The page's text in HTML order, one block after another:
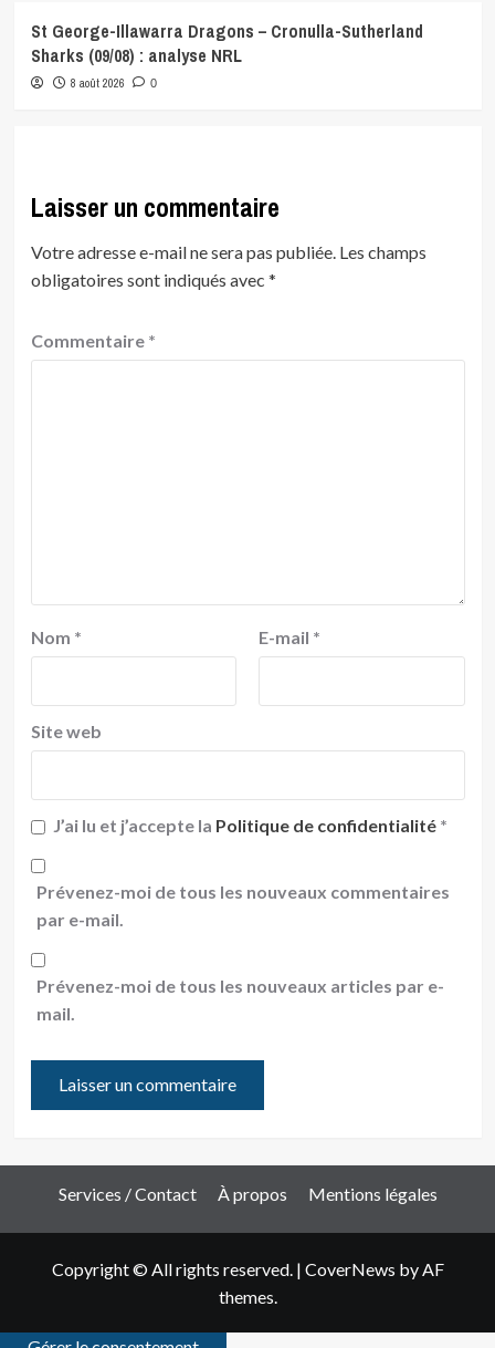
St George-Illawarra Dragons – Cronulla-Sutherland
Sharks (09/08) : analyse NRL
8 août 2026 0
Laisser un commentaire
Votre adresse e-mail ne sera pas publiée. Les champs
obligatoires sont indiqués avec *
Commentaire *
Nom * E-mail *
Site web
J’ai lu et j’accepte la Politique de confidentialité *
Prévenez-moi de tous les nouveaux commentaires
par e-mail.
Prévenez-moi de tous les nouveaux articles par e-
mail.
Services / Contact À propos Mentions légales
Copyright © All rights reserved. | CoverNews by AF
themes.